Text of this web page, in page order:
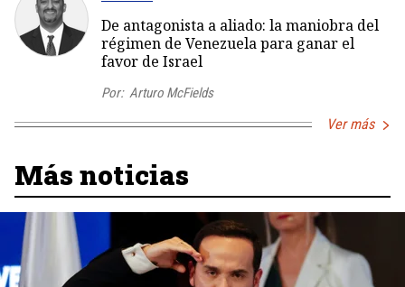
De antagonista a aliado: la maniobra del
régimen de Venezuela para ganar el
favor de Israel
Por: Arturo McFields
Ver más
Más noticias